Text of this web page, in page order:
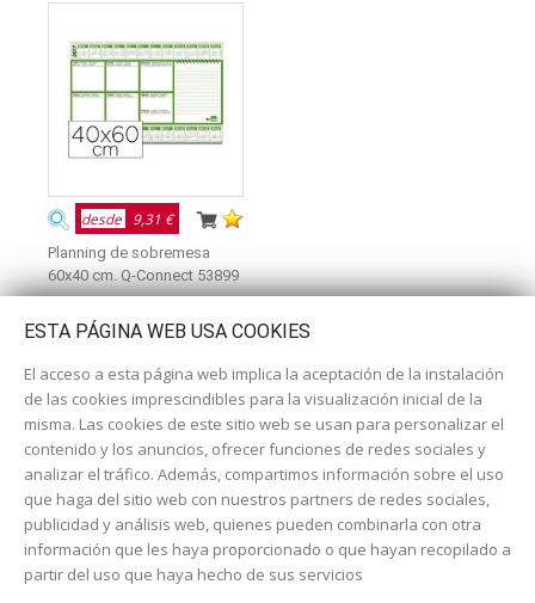
desde 9,31 €
Planning de sobremesa
60x40 cm. Q-Connect 53899
Dirección:c/ Cercedilla nº 14, 28925 Alcorcón
ESTA PÁGINA WEB USA COOKIES
El acceso a esta página web implica la aceptación de la instalación
de las cookies imprescindibles para la visualización inicial de la
misma. Las cookies de este sitio web se usan para personalizar el
contenido y los anuncios, ofrecer funciones de redes sociales y
analizar el tráfico. Además, compartimos información sobre el uso
que haga del sitio web con nuestros partners de redes sociales,
publicidad y análisis web, quienes pueden combinarla con otra
información que les haya proporcionado o que hayan recopilado a
partir del uso que haya hecho de sus servicios